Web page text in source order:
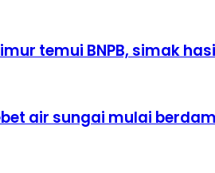
temui BNPB, simak
air sungai mulai